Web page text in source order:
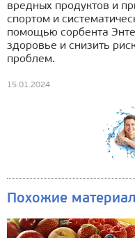
вредных продуктов и
спортом и
помощью сорбента
здоровье и снизить
проблем.
15.01.2024
Похожие